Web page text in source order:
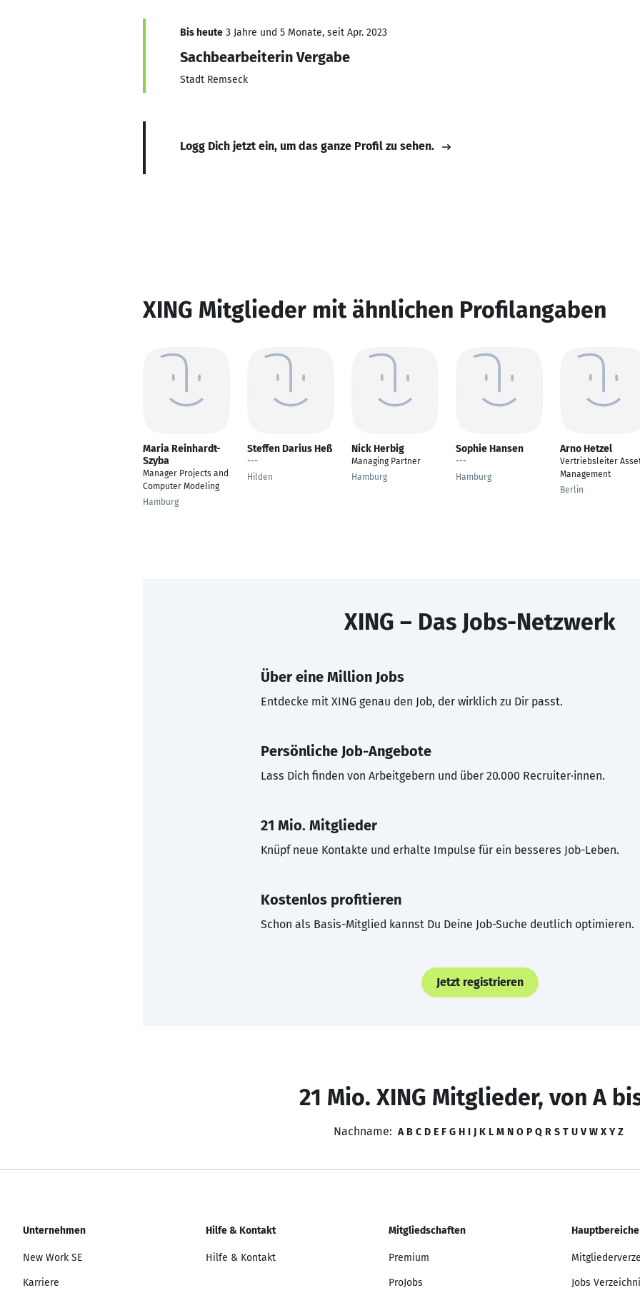
Bis heute 3 Jahre und 5 Monate, seit Apr. 2023
Sachbearbeiterin Vergabe
Stadt Remseck
Logg Dich jetzt ein, um das ganze Profil zu sehen.
XING Mitglieder mit ähnlichen Profilangaben
Maria Reinhardt-
Szyba
Manager Projects and
Computer Modeling
Hamburg
Steffen Darius Heß
---
Hilden
Nick Herbig
Managing Partner
Hamburg
Sophie Hansen
---
Hamburg
Arno Hetzel
Vertriebsleiter
Management
Berlin
XING – Das Jobs-Netzwerk
Über eine Million Jobs
Entdecke mit XING genau den Job, der wirklich zu Dir passt.
Persönliche Job-Angebote
Lass Dich finden von Arbeitgebern und über 20.000 Recruiter·innen.
21 Mio. Mitglieder
Knüpf neue Kontakte und erhalte Impulse für ein besseres Job-Leben.
Kostenlos profitieren
Schon als Basis-Mitglied kannst Du Deine Job-Suche deutlich optimieren.
Jetzt registrieren
21 Mio. XING Mitglieder, von A
Nachname: A B C D E F G H I J K L M N O P Q R S T U V W X Y Z
Unternehmen
New Work SE
Karriere
Hilfe & Kontakt
Hilfe & Kontakt
Mitgliedschaften
Premium
ProJobs
Hauptbereiche
Jobs